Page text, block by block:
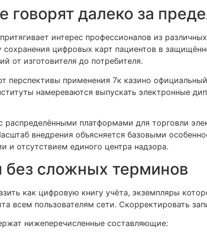
говорят далеко за
интерес профессионалов из
цифровых карт пациентов в
от изготовителя до потребителя.
перспективы применения 7к казино
намереваются выпускать электронные
распределёнными платформами для торговли
внедрения объясняется базовыми
и отсутствием единого центра надзора.
без сложных терминов
как цифровую книгу учёта, экземпляры
всем пользователям сети. Скорректировать
нижеперечисленные составляющие: